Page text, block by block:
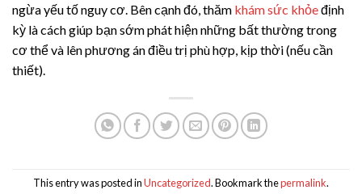
ngừa yếu tố nguy cơ. Bên cạnh đó, thăm khám sức khỏeđịnh
kỳ là cách giúp bạn sớm phát hiện những bất thường trong
cơ thể và lên phương án điều trị phù hợp, kịp thời (nếu cần
thiết).
This entry was posted inUncategorized. Bookmark thepermalink.